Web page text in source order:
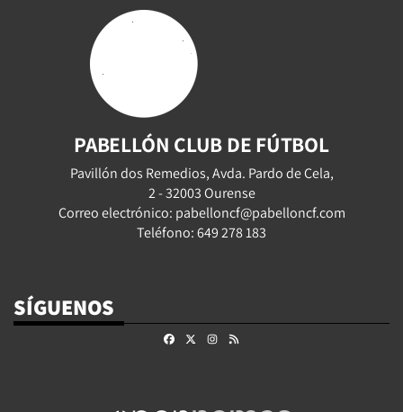
PABELLÓN CLUB DE FÚTBOL
Pavillón dos Remedios, Avda. Pardo de Cela,
2 - 32003 Ourense
Correo electrónico: pabelloncf@pabelloncf.com
Teléfono: 649 278 183
SÍGUENOS
FacebookInstagram